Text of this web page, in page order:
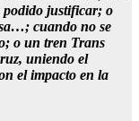
podido justificar; o
cuando no se
o un tren Trans
uniendo el
el impacto en la